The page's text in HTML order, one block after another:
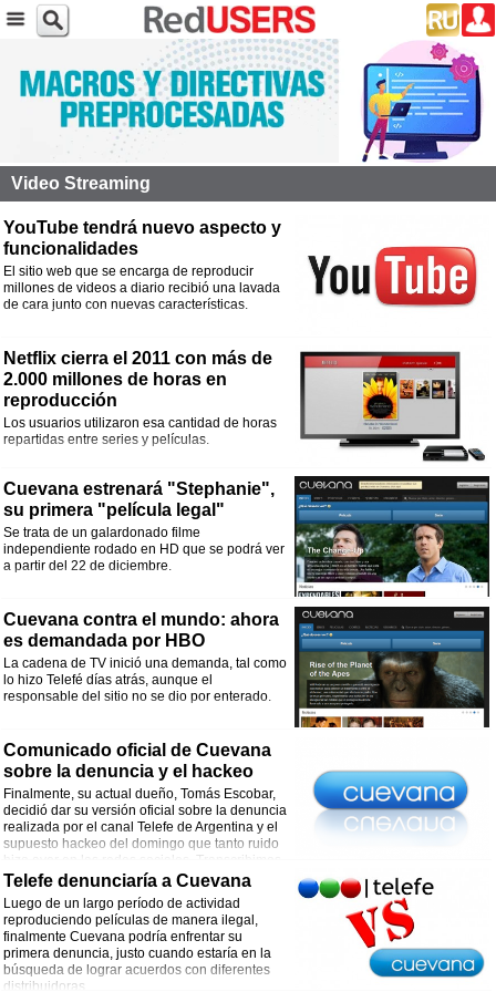
Video Streaming
YouTube tendrá nuevo aspecto y
funcionalidades
El sitio web que se encarga de reproducir
millones de videos a diario recibió una lavada
de cara junto con nuevas características.
Netflix cierra el 2011 con más de
2.000 millones de horas en
reproducción
Los usuarios utilizaron esa cantidad de horas
repartidas entre series y películas.
Cuevana estrenará "Stephanie",
su primera "película legal"
Se trata de un galardonado filme
independiente rodado en HD que se podrá ver
a partir del 22 de diciembre.
Cuevana contra el mundo: ahora
es demandada por HBO
La cadena de TV inició una demanda, tal como
lo hizo Telefé días atrás, aunque el
responsable del sitio no se dio por enterado.
Comunicado oficial de Cuevana
sobre la denuncia y el hackeo
Finalmente, su actual dueño, Tomás Escobar,
decidió dar su versión oficial sobre la denuncia
realizada por el canal Telefe de Argentina y el
supuesto hackeo del domingo que tanto ruido
hizo ayer en las redes sociales. Transcribimos
el comunicado publicado en la propia página de Cuevana.tv. ¿Qué opinan al
“Queridos usuarios,
Saben que no suelo hablar (o en este caso escribir) muy seguido, de hecho esta
es la primera vez que lo hago a través de Cuevana, pero con lo que estuvo
pasando en estos días no me queda otra que salir a aclarar el tema.
Telefe denunciaría a Cuevana
Luego de un largo período de actividad
reproduciendo películas de manera ilegal,
finalmente Cuevana podría enfrentar su
primera denuncia, justo cuando estaría en la
búsqueda de lograr acuerdos con diferentes
distribuidoras.